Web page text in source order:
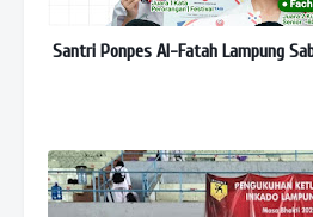
20 Santri Ponpes Al-Fatah Lampung